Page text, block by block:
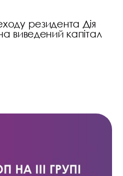
резидента Дія
виведений капітал